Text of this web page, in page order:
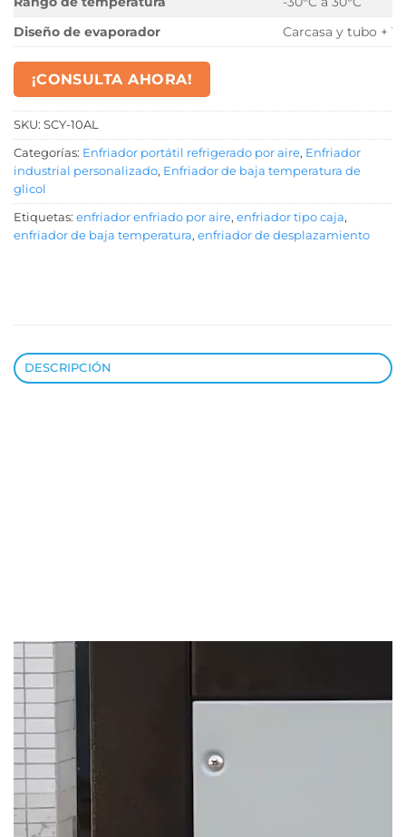
Diseño de evaporador
Carcasa y tubo +
¡CONSULTA AHORA!
SKU: SCY-10AL
Categorías: Enfriador portátil refrigerado por aire, Enfriador
industrial personalizado, Enfriador de baja temperatura de
glicol
Etiquetas: enfriador enfriado por aire, enfriador tipo caja,
enfriador de baja temperatura, enfriador de desplazamiento
DESCRIPCIÓN